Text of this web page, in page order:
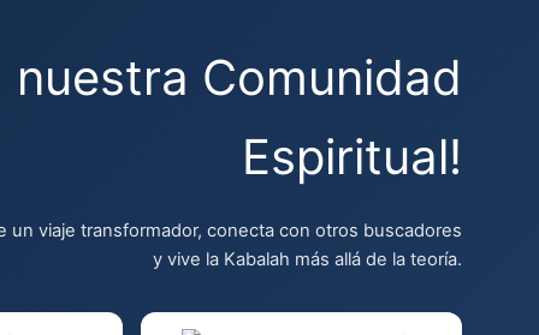
nuestra Comunidad
Espiritual!
un viaje transformador, conecta con otros buscadores
y vive la Kabalah más allá de la teoría.